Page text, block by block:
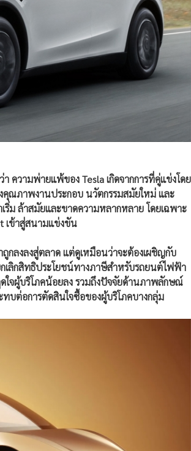
ความพ่ายแพ้ของ Tesla เกิดจากการที่คู่แข่งโดย
คุณภาพงานประกอบ นวัตกรรมสมัยใหม่ และ
ม ล้าสมัยและขาดความหลากหลาย โดยเฉพาะ
เข้าสู่สนามแข่งขัน
กลงลงสู่ตลาด แต่ดูเหมือนว่าจะต้องเผชิญกับ
เลิกสิทธิประโยชน์ทางภาษีสำหรับรถยนต์ไฟฟ้า
ใจผู้บริโภคน้อยลง รวมถึงปัจจัยด้านภาพลักษณ์
ทบต่อการตัดสินใจซื้อของผู้บริโภคบางกลุ่ม